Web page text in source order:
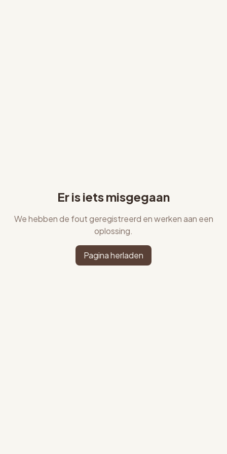
Er is iets misgegaan
We hebben de fout geregistreerd en werken aan een
oplossing.
Pagina herladen